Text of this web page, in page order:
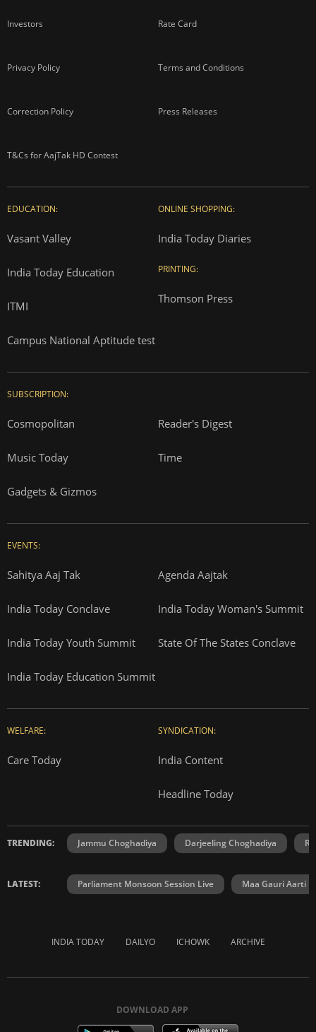
Investors Rate Card
Privacy Policy Terms and Conditions
Correction Policy Press Releases
T&Cs for AajTak HD Contest
EDUCATION:
Vasant Valley
India Today Education
ITMI
Campus National Aptitude test
ONLINE SHOPPING:
India Today Diaries
PRINTING:
Thomson Press
SUBSCRIPTION:
Cosmopolitan Reader's Digest
Music Today Time
Gadgets & Gizmos
EVENTS:
Sahitya Aaj Tak Agenda Aajtak
India Today Conclave India Today Woman's Summit
India Today Youth Summit State Of The States Conclave
India Today Education Summit
WELFARE:
Care Today
SYNDICATION:
India Content
Headline Today
TRENDING: Jammu Choghadiya Darjeeling Choghadiya
LATEST: Parliament Monsoon Session Live Maa Gauri Aarti
INDIA TODAY DAILYO ICHOWK ARCHIVE
DOWNLOAD APP